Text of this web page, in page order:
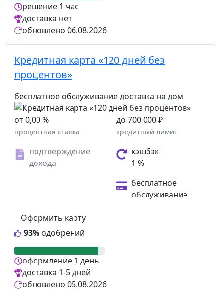
решение 1 час
доставка нет
обновлено 06.08.2026
Кредитная карта «120 дней без
процентов»
бесплатное обслуживаниедоставка на дом
от 0,00 %
процентная ставка
до 700 000 ₽
кредитный лимит
подтверждение
дохода
кэшбэк
1 %
бесплатное
обслуживание
93% одобрений
Оформить карту
оформление 1 день
доставка 1-5 дней
обновлено 05.08.2026